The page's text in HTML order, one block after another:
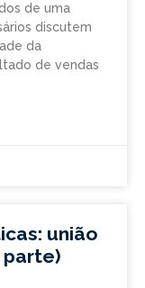
de uma
discutem
da
de vendas
união
parte)